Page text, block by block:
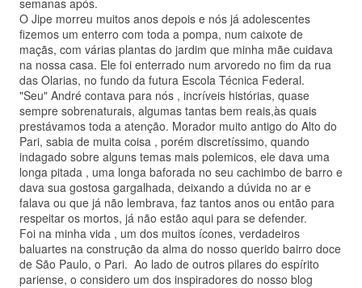
semanas após.
O Jipe morreu muitos anos depois e nós já adolescentes
fizemos um enterro com toda a pompa, num caixote de
maçãs, com várias plantas do jardim que minha mãe cuidava
na nossa casa. Ele foi enterrado num arvoredo no fim da rua
das Olarias, no fundo da futura Escola Técnica Federal.
"Seu" André contava para nós , incríveis histórias, quase
sempre sobrenaturais, algumas tantas bem reais,às quais
prestávamos toda a atenção. Morador muito antigo do Alto do
Pari, sabia de muita coisa , porém discretíssimo, quando
indagado sobre alguns temas mais polemicos, ele dava uma
longa pitada , uma longa baforada no seu cachimbo de barro e
dava sua gostosa gargalhada, deixando a dúvida no ar e
falava ou que já não lembrava, faz tantos anos ou então para
respeitar os mortos, já não estão aqui para se defender.
Foi na minha vida , um dos muitos ícones, verdadeiros
baluartes na construção da alma do nosso querido bairro doce
de São Paulo, o Pari. Ao lado de outros pilares do espírito
pariense, o considero um dos inspiradores do nosso blog